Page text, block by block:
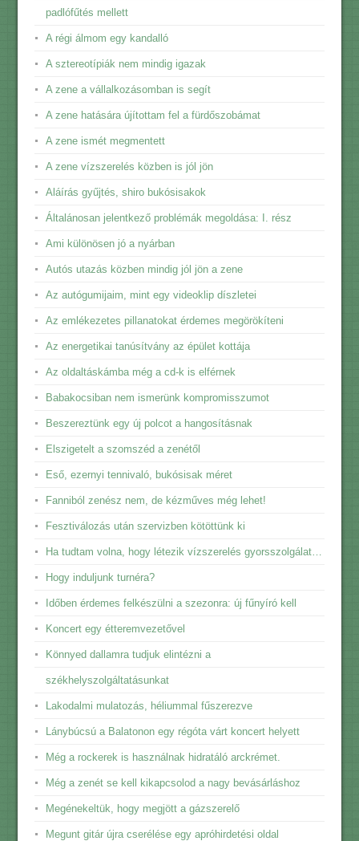
padlófűtés mellett
A régi álmom egy kandalló
A sztereotípiák nem mindig igazak
A zene a vállalkozásomban is segít
A zene hatására újítottam fel a fürdőszobámat
A zene ismét megmentett
A zene vízszerelés közben is jól jön
Aláírás gyűjtés, shiro bukósisakok
Általánosan jelentkező problémák megoldása: I. rész
Ami különösen jó a nyárban
Autós utazás közben mindig jól jön a zene
Az autógumijaim, mint egy videoklip díszletei
Az emlékezetes pillanatokat érdemes megörökíteni
Az energetikai tanúsítvány az épület kottája
Az oldaltáskámba még a cd-k is elférnek
Babakocsiban nem ismerünk kompromisszumot
Beszereztünk egy új polcot a hangosításnak
Elszigetelt a szomszéd a zenétől
Eső, ezernyi tennivaló, bukósisak méret
Fanniból zenész nem, de kézműves még lehet!
Fesztiválozás után szervizben kötöttünk ki
Ha tudtam volna, hogy létezik vízszerelés gyorsszolgálat…
Hogy induljunk turnéra?
Időben érdemes felkészülni a szezonra: új fűnyíró kell
Koncert egy étteremvezetővel
Könnyed dallamra tudjuk elintézni a
székhelyszolgáltatásunkat
Lakodalmi mulatozás, héliummal fűszerezve
Lánybúcsú a Balatonon egy régóta várt koncert helyett
Még a rockerek is használnak hidratáló arckrémet.
Még a zenét se kell kikapcsolod a nagy bevásárláshoz
Megénekeltük, hogy megjött a gázszerelő
Megunt gitár újra cserélése egy apróhirdetési oldal